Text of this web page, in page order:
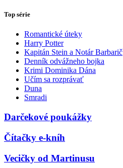
Top série
Romantické úteky
Harry Potter
Kapitán Stein a Notár Barbarič
Denník odvážneho bojka
Krimi Dominika Dána
Učím sa rozprávať
Duna
Smradi
Darčekové poukážky
Čítačky e-kníh
Vecičky od Martinusu